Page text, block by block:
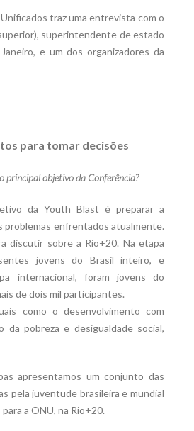
traz uma entrevista com o
superintendente de estado
e um dos organizadores da
para tomar decisões
principal objetivo da Conferência?
da Youth Blast é preparar a
problemas enfrentados atualmente.
discutir sobre a Rio+20. Na etapa
jovens do Brasil inteiro, e
internacional, foram jovens do
de dois mil participantes.
como o desenvolvimento com
da pobreza e desigualdade social,
apresentamos um conjunto das
pela juventude brasileira e mundial
a ONU, na Rio+20.